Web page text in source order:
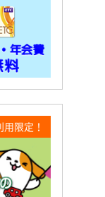
限定！